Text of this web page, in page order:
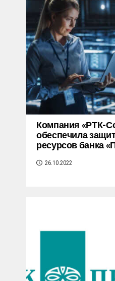
Компания «РТК-
обеспечила
ресурсов банка
26.10.2022